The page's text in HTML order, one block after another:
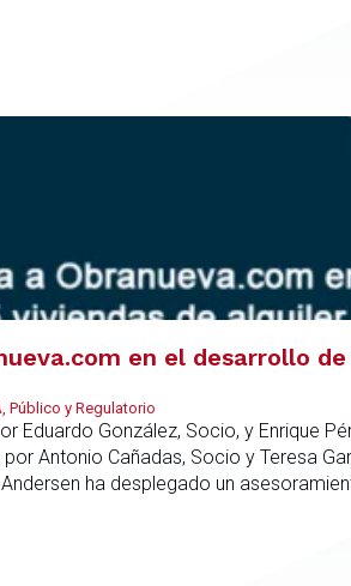
en el desarrollo
Público y Regulatorio
Eduardo González, Socio, y Enrique
Antonio Cañadas, Socio y Teresa
ha desplegado un